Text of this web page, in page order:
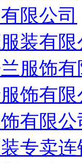
限公司
装有限
服饰
饰有限
有限公
专卖